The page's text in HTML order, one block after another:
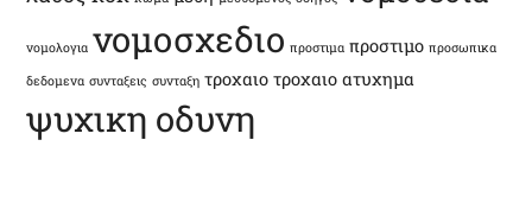
νομολογια νομοσχεδιο προστιμα προστιμο προσωπικα
δεδομενα συνταξεις συνταξη τροχαιο τροχαιο ατυχημα
ψυχικη οδυνη